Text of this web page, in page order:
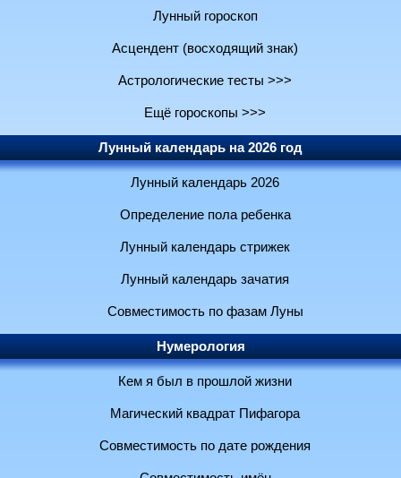
Лунный гороскоп
Асцендент (восходящий знак)
Астрологические тесты >>>
Ещё гороскопы >>>
Лунный календарь на 2026 год
Лунный календарь 2026
Определение пола ребенка
Лунный календарь стрижек
Лунный календарь зачатия
Совместимость по фазам Луны
Нумерология
Кем я был в прошлой жизни
Магический квадрат Пифагора
Совместимость по дате рождения